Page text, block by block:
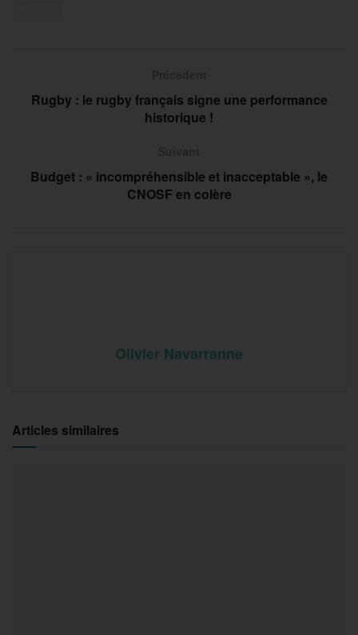
Rugby : le rugby français signe une performance
historique !
Budget : « incompréhensible et inacceptable », le
CNOSF en colère
Olivier Navarranne
Articles similaires